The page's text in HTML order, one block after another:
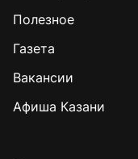
Полезное
Газета
Вакансии
Афиша Казани